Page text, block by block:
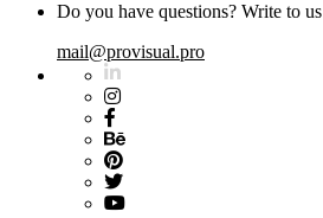
Do you have questions? Write to us
mail@provisual.pro